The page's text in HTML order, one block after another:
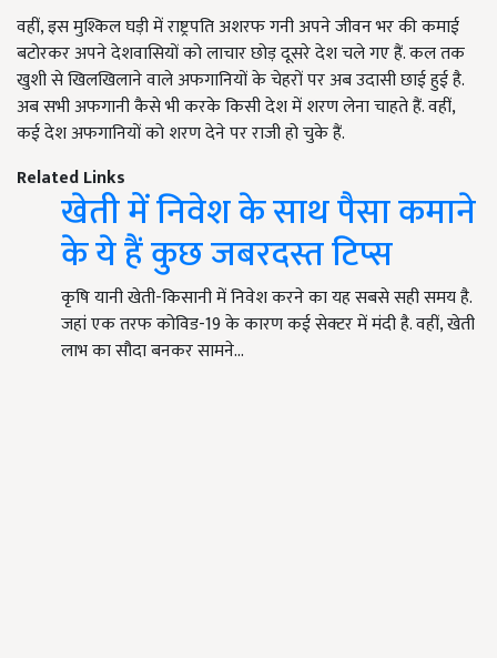
वहीं, इस मुश्किल घड़ी में राष्ट्रपति अशरफ गनी अपने जीवन भर की कमाई
बटोरकर अपने देशवासियों को लाचार छोड़ दूसरे देश चले गए हैं. कल तक
खुशी से खिलखिलाने वाले अफगानियों के चेहरों पर अब उदासी छाई हुई है.
अब सभी अफगानी कैसे भी करके किसी देश में शरण लेना चाहते हैं. वहीं,
कई देश अफगानियों को शरण देने पर राजी हो चुके हैं.
Related Links
खेती में निवेश के साथ पैसा कमाने
के ये हैं कुछ जबरदस्त टिप्स
कृषि यानी खेती-किसानी में निवेश करने का यह सबसे सही समय है.
जहां एक तरफ कोविड-19 के कारण कई सेक्टर में मंदी है. वहीं, खेती
लाभ का सौदा बनकर सामने…